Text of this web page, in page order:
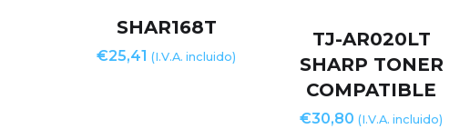
SHAR168T
€25,41 (I.V.A. incluido)
TJ-AR020LT
SHARP TONER
COMPATIBLE
€30,80 (I.V.A. incluido)